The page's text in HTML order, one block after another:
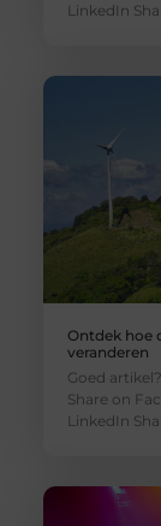
LinkedIn
Ontdek hoe
veranderen
Goed
Share on
LinkedIn